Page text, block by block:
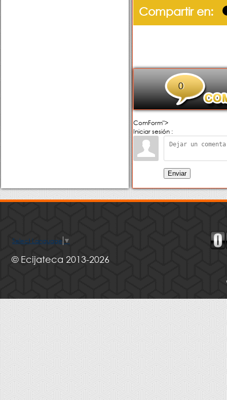
Compartir en:
0
ComForm">
Iniciar sesión :
Enviar
Select Language ▼
© Ecijateca 2013-2026